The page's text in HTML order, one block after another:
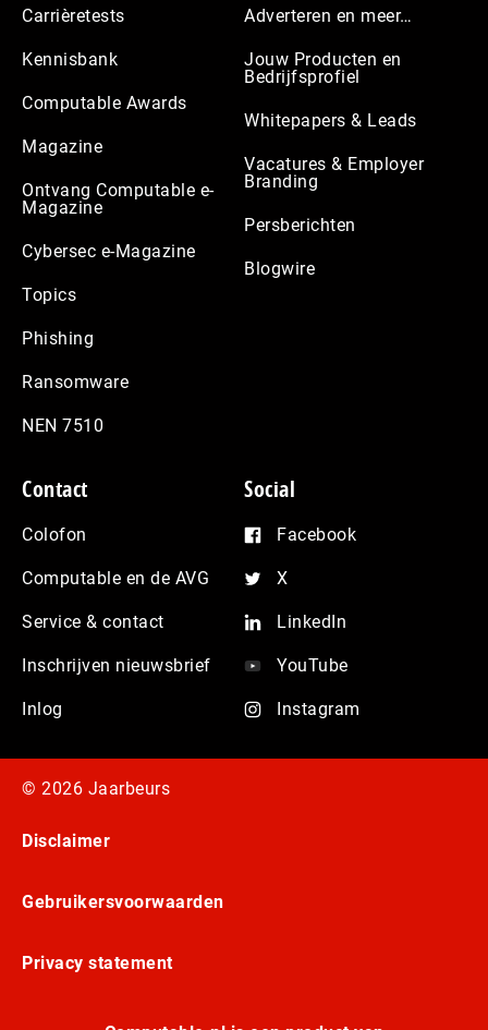
Carrièretests
Kennisbank
Computable Awards
Magazine
Ontvang Computable e-
Magazine
Cybersec e-Magazine
Topics
Phishing
Ransomware
NEN 7510
Adverteren en meer…
Jouw Producten en
Bedrijfsprofiel
Whitepapers & Leads
Vacatures & Employer
Branding
Persberichten
Blogwire
Contact
Colofon
Computable en de AVG
Service & contact
Inschrijven nieuwsbrief
Inlog
Social
Facebook
X
LinkedIn
YouTube
Instagram
© 2026 Jaarbeurs
Disclaimer
Gebruikersvoorwaarden
Privacy statement